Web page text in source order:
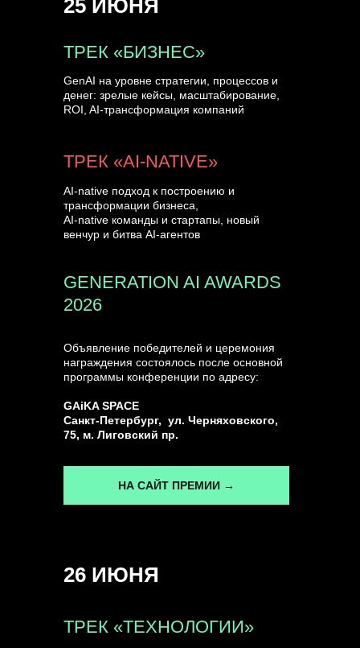
Объявление победителей и церемония
награждения состоялось после основной
программы конференции по адресу:
GAiKA SPACE
Санкт-Петербург, ул. Черняховского,
75, м. Лиговский пр.
ТРЕК «БИЗНЕС»
GENERATION AI AWARDS
2026
GenAI на уровне стратегии, процессов и
денег: зрелые кейсы, масштабирование,
ROI, AI-трансформация компаний
AI-native подход к построению и
трансформации бизнеса,
AI-native команды и стартапы, новый
венчур и битва AI-агентов
ТРЕК «AI-NATIVE»
25 ИЮНЯ
26 ИЮНЯ
ТРЕК «ТЕХНОЛОГИИ»
НА САЙТ ПРЕМИИ →
УЗНАТЬ БОЛЬШЕ
ГЕНЕРАЛЬНЫЙ ИНФОПАРТНЕР
CONVERSATIONS